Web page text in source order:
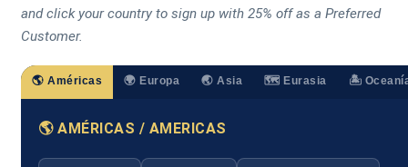
and click your country to sign up with 25% off as a Preferred
Customer.
🌎 Américas 🌍 Europa 🌏 Asia 🗺️ Eurasia 🏝️
🌎 AMÉRICAS / AMERICAS